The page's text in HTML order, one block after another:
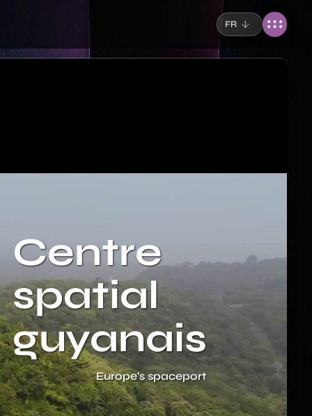
FR
Centre
spatial
guyanais
Sous-titre
Europe's spaceport